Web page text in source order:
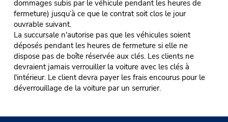
dommages subis par le véhicule pendant les heures de
fermeture) jusqu’à ce que le contrat soit clos le jour
ouvrable suivant.
La succursale n'autorise pas que les véhicules soient
déposés pendant les heures de fermeture si elle ne
dispose pas de boîte réservée aux clés. Les clients ne
devraient jamais verrouiller la voiture avec les clés à
l'intérieur. Le client devra payer les frais encourus pour le
déverrouillage de la voiture par un serrurier.